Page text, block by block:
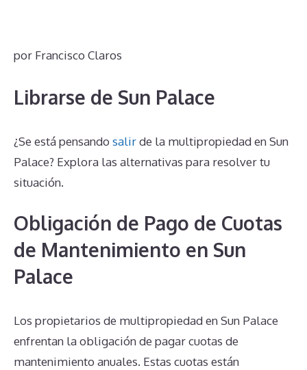
por Francisco Claros
Librarse de Sun Palace
¿Se está pensando salirde la multipropiedad en Sun
Palace? Explora las alternativas para resolver tu
situación.
Obligación de Pago de Cuotas
de Mantenimiento en Sun
Palace
Los propietarios de multipropiedad en Sun Palace
enfrentan la obligación de pagar cuotas de
mantenimiento anuales. Estas cuotas están